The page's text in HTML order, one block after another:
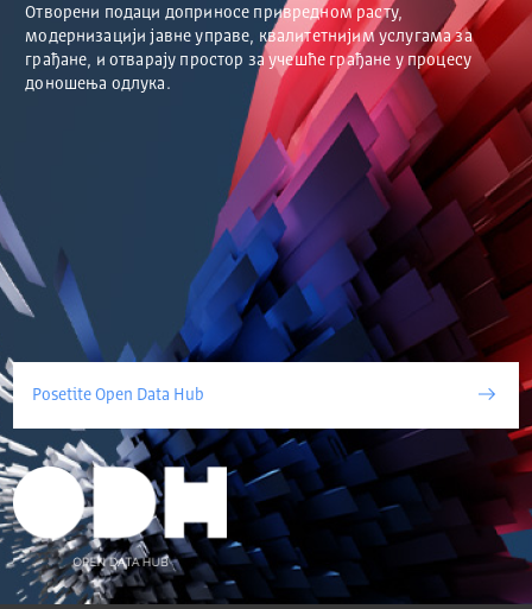
Отворени подаци доприносе привредном расту,
модернизацији јавне управе, квалитетнијим услугама за
грађане, и отварају простор за учешће грађане у процесу
доношења одлука.
Posetite Open Data Hub